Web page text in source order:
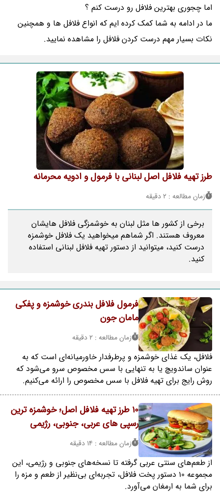
اما چجوری بهترین فلافل رو درست کنم ؟
ما در ادامه به شما کمک کرده ایم که انواع فلافل ها و همچنین
نکات بسیار مهم درست کردن فلافل را مشاهده نمایید.
طرز تهیه فلافل اصل لبنانی با فرمول و ادویه محرمانه
زمان مطالعه : 2 دقیقه
برخی از کشور ها مثل لبنان به خوشمزگی فلافل هایشان
معروف هستند. اگر شماهم میخواهید یک فلافل خوشمزه
درست کنید، میتوانید از دستور تهیه فلافل لبنانی استفاده
کنید.
فرمول فلافل بندری خوشمزه و پفکی
مامان جون
زمان مطالعه : 2 دقیقه
فلافل، یک غذای خوشمزه و پرطرفدار خاورمیانه‌ای است که به
عنوان ساندویچ یا به تنهایی با سس مخصوص سرو می‌شود که
روش رایج برای تهیه فلافل با سس مخصوص را ارائه می‌کنیم.
10 طرز تهیه فلافل اصل؛ خوشمزه ترین
رسپی های عربی، جنوبی، رژیمی
زمان مطالعه : 14 دقیقه
از طعم‌های سنتی عربی گرفته تا نسخه‌های جنوبی و رژیمی، این
مجموعه 10 دستور پخت فلافل، تجربه‌ای بی‌نظیر از طعم و مزه را
برای شما به ارمغان می‌آورد.